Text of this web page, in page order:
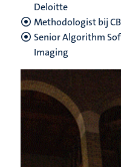
Deloitte
Methodologist bij
Senior Algorithm
Imaging